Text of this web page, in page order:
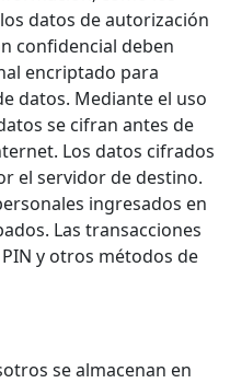
datos de autorización
confidencial deben
encriptado para
datos. Mediante el uso
se cifran antes de
Los datos cifrados
el servidor de destino.
ingresados en
Las transacciones
y otros métodos de
se almacenan en